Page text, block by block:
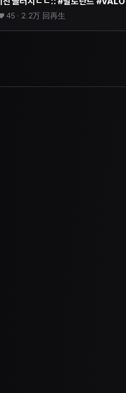
45 · 2.2万 回再生